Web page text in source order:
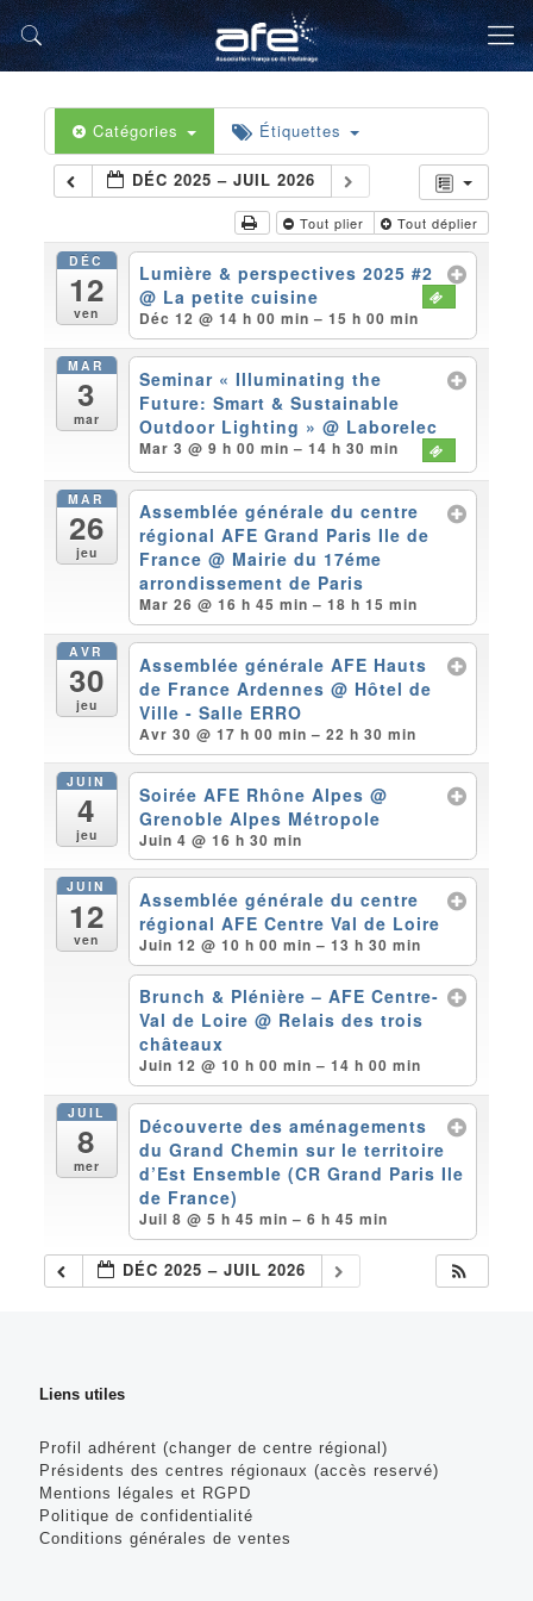
Catégories Étiquettes
DÉC 2025 – JUIL 2026
Tout plier Tout déplier
DÉC
12
ven
Lumière & perspectives 2025 #2
@ La petite cuisine
Déc 12 @ 14 h 00 min – 15 h 00 min
MAR
3
mar
Seminar « Illuminating the
Future: Smart & Sustainable
Outdoor Lighting »@ Laborelec
Mar 3 @ 9 h 00 min – 14 h 30 min
MAR
26
jeu
Assemblée générale du centre
régional AFE Grand Paris Ile de
France@ Mairie du 17éme
arrondissement de Paris
Mar 26 @ 16 h 45 min – 18 h 15 min
AVR
30
jeu
Assemblée générale AFE Hauts
de France Ardennes@ Hôtel de
Ville - Salle ERRO
Avr 30 @ 17 h 00 min – 22 h 30 min
JUIN
4
jeu
Soirée AFE Rhône Alpes@
Grenoble Alpes Métropole
Juin 4 @ 16 h 30 min
JUIN
12
ven
Assemblée générale du centre
régional AFE Centre Val de Loire
Juin 12 @ 10 h 00 min – 13 h 30 min
Brunch & Plénière – AFE Centre-
Val de Loire@ Relais des trois
châteaux
Juin 12 @ 10 h 00 min – 14 h 00 min
JUIL
8
mer
Découverte des aménagements
du Grand Chemin sur le territoire
d’Est Ensemble (CR Grand Paris Ile
de France)
Juil 8 @ 5 h 45 min – 6 h 45 min
DÉC 2025 – JUIL 2026
Liens utiles
Profil adhérent (changer de centre régional)
Présidents des centres régionaux (accès reservé)
Mentions légales et RGPD
Politique de confidentialité
Conditions générales de ventes